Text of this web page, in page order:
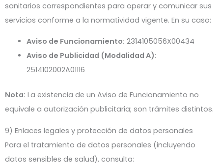
sanitarios correspondientes para operar y comunicar sus
servicios conforme a la normatividad vigente. En su caso:
Aviso de Funcionamiento: 2314105056X00434
Aviso de Publicidad (Modalidad A):
2514102002A01116
Nota: La existencia de un Aviso de Funcionamiento no
equivale a autorización publicitaria; son trámites distintos.
9) Enlaces legales y protección de datos personales
Para el tratamiento de datos personales (incluyendo
datos sensibles de salud), consulta: